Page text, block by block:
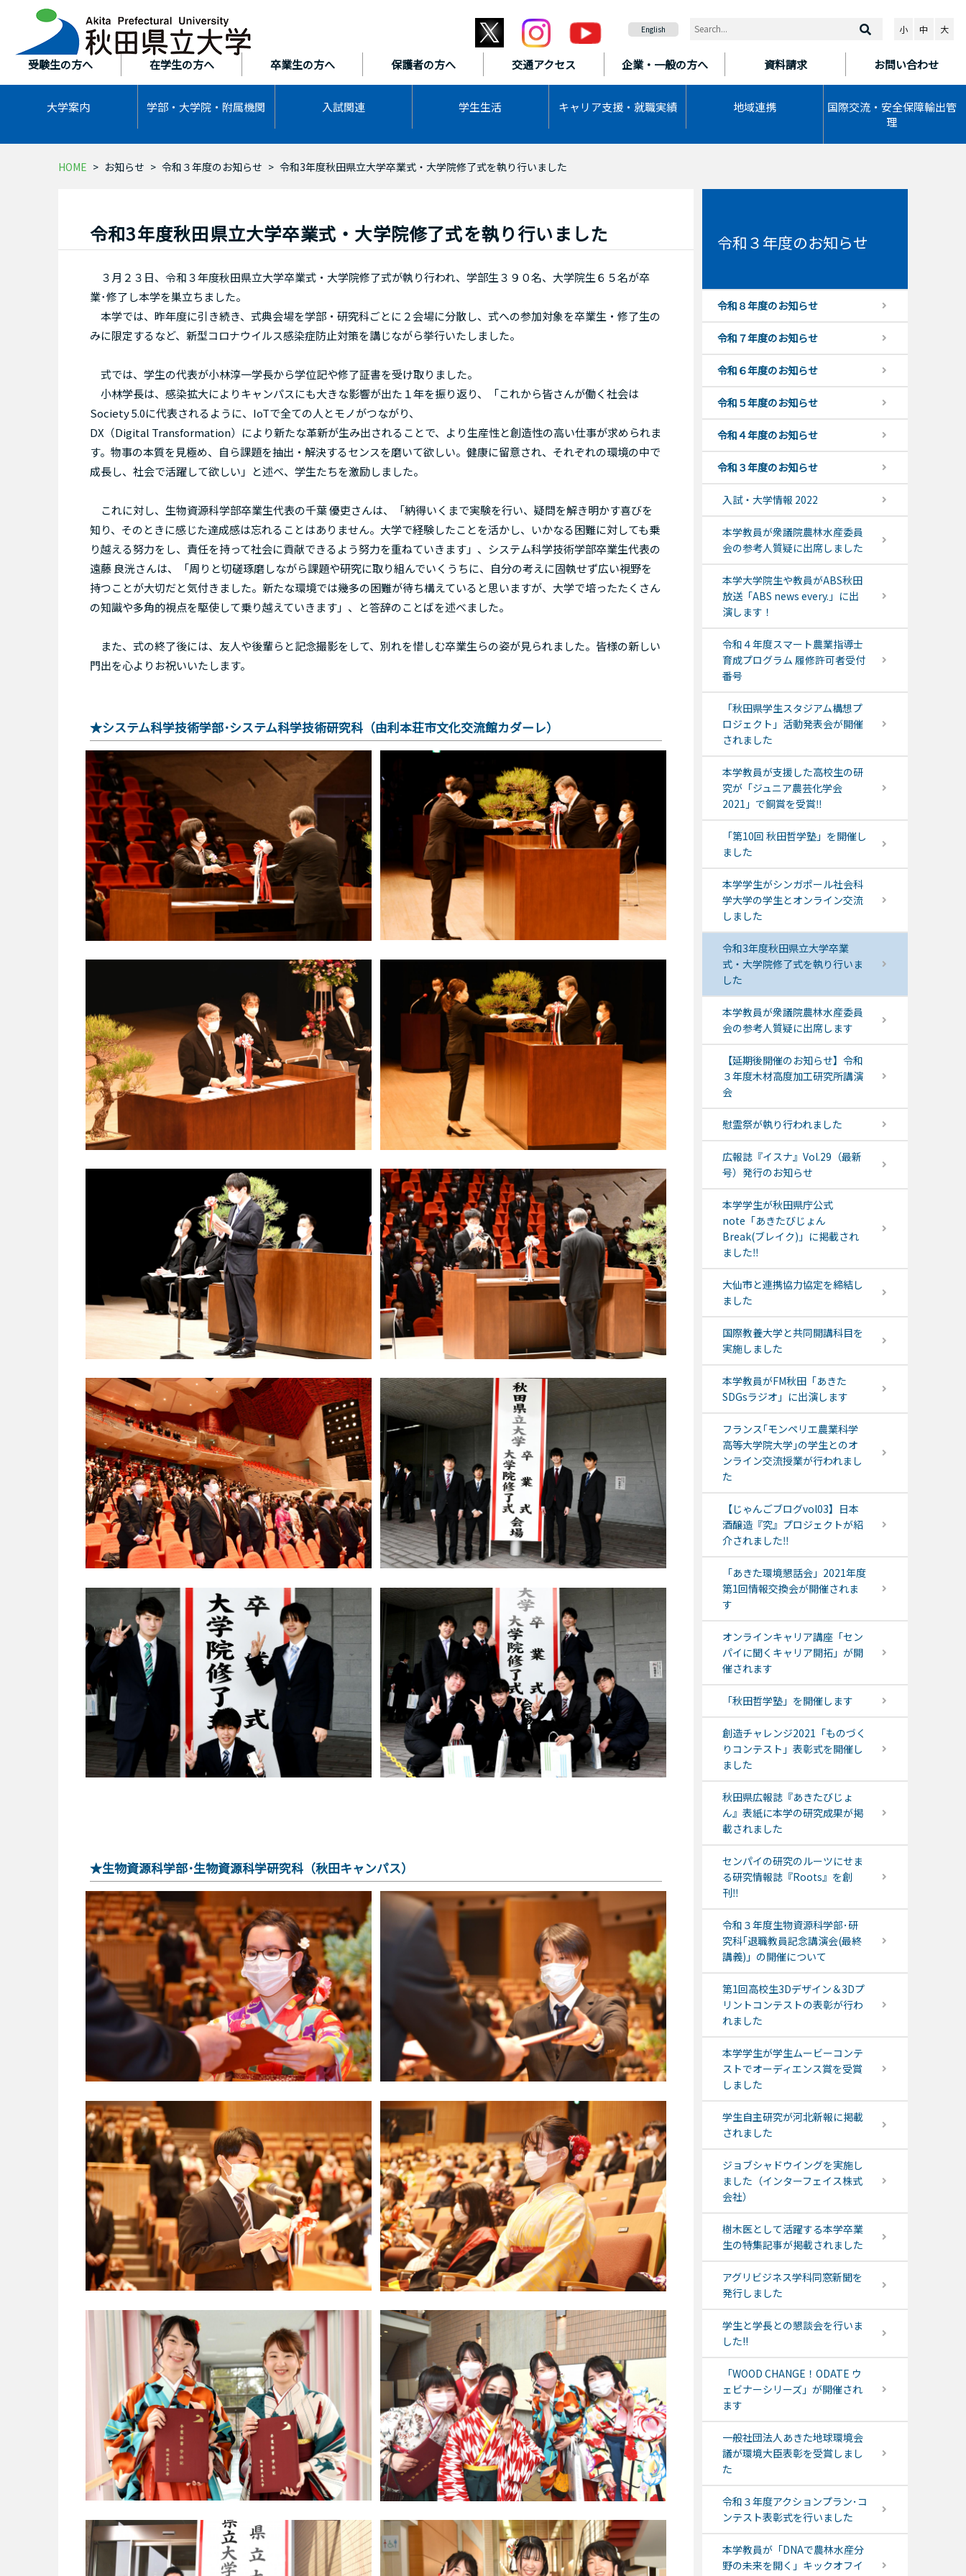
受験生の方へ 在学生の方へ 卒業生の方へ 保護者の方へ 交通アクセス 企業・一般の方へ 資料請求 お問い合わせ
大学案内 学部・大学院・ 附属機関 入試関連 学生生活 キャリア支援・ 就職実績 地域連携
国際交流・安全保障輸出管
理
English 小 中 大
HOME お知らせ 令和３年度のお知らせ 令和3年度秋田県立大学卒業式・大学院修了式を執り行いました
令和3年度秋田県立大学卒業式・大学院修了式を執り行いました
３月２３日、令和３年度秋田県立大学卒業式・大学院修了式が執り行われ、学部生３９０名、大学院生６５名が卒
業･修了し本学を巣立ちました。
本学では、昨年度に引き続き、式典会場を学部・研究科ごとに２会場に分散し、式への参加対象を卒業生・修了生の
みに限定するなど、新型コロナウイルス感染症防止対策を講じながら挙行いたしました。
式では、学生の代表が小林淳一学長から学位記や修了証書を受け取りました。
小林学長は、感染拡大によりキャンパスにも大きな影響が出た１年を振り返り、「これから皆さんが働く社会は
Society 5.0に代表されるように、IoTで全ての人とモノがつながり、
DX（Digital Transformation）により新たな革新が生み出されることで、より生産性と創造性の高い仕事が求められま
す。物事の本質を見極め、自ら課題を抽出・解決するセンスを磨いて欲しい。健康に留意され、それぞれの環境の中で
成長し、社会で活躍して欲しい」と述べ、学生たちを激励しました。
これに対し、生物資源科学部卒業生代表の千葉 優吏さんは、「納得いくまで実験を行い、疑問を解き明かす喜びを
知り、そのときに感じた達成感は忘れることはありません。大学で経験したことを活かし、いかなる困難に対しても乗
り越える努力をし、責任を持って社会に貢献できるよう努力を重ねていきます」、システム科学技術学部卒業生代表の
遠藤 良洸さんは、「周りと切磋琢磨しながら課題や研究に取り組んでいくうちに、自分の考えに固執せず広い視野を
持つことが大切だと気付きました。新たな環境では幾多の困難が待ち構えていると思いますが、大学で培ったたくさん
の知識や多角的視点を駆使して乗り越えていきます」、と答辞のことばを述べました。
また、式の終了後には、友人や後輩らと記念撮影をして、別れを惜しむ卒業生らの姿が見られました。皆様の新しい
門出を心よりお祝いいたします。
★システム科学技術学部･システム科学技術研究科（由利本荘市文化交流館カダーレ）
★生物資源科学部･生物資源科学研究科（秋田キャンパス）
令和３年度のお知らせ
令和８年度のお知らせ
令和７年度のお知らせ
令和６年度のお知らせ
令和５年度のお知らせ
令和４年度のお知らせ
令和３年度のお知らせ
入試・大学情報 2022
本学教員が衆議院農林水産委員
会の参考人質疑に出席しました
本学大学院生や教員がABS秋田
放送「ABS news every.」に出
演します！
令和４年度スマート農業指導士
育成プログラム 履修許可者受付
番号
「秋田県学生スタジアム構想プ
ロジェクト」活動発表会が開催
されました
本学教員が支援した高校生の研
究が「ジュニア農芸化学会
2021」で銅賞を受賞‼
「第10回 秋田哲学塾」を開催し
ました
本学学生がシンガポール社会科
学大学の学生とオンライン交流
しました
令和3年度秋田県立大学卒業
式・大学院修了式を執り行いま
した
本学教員が衆議院農林水産委員
会の参考人質疑に出席します
【延期後開催のお知らせ】令和
３年度木材高度加工研究所講演
会
慰霊祭が執り行われました
広報誌『イスナ』Vol.29（最新
号）発行のお知らせ
本学学生が秋田県庁公式
note「あきたびじょん
Break(ブレイク)」に掲載され
ました‼
大仙市と連携協力協定を締結し
ました
国際教養大学と共同開講科目を
実施しました
本学教員がFM秋田「あきた
SDGsラジオ」に出演します
フランス｢モンペリエ農業科学
高等大学院大学｣の学生とのオ
ンライン交流授業が行われまし
た
【じゃんごブログvol03】日本
酒醸造『究』プロジェクトが紹
介されました‼
「あきた環境懇話会」2021年度
第1回情報交換会が開催されま
す
オンラインキャリア講座「セン
パイに聞くキャリア開拓」が開
催されます
「秋田哲学塾」を開催します
創造チャレンジ2021「ものづく
りコンテスト」表彰式を開催し
ました
秋田県広報誌『あきたびじょ
ん』表紙に本学の研究成果が掲
載されました
センパイの研究のルーツにせま
る研究情報誌『Roots』を創
刊‼
令和３年度生物資源科学部･研
究科｢退職教員記念講演会(最終
講義)」の開催について
第1回高校生3Dデザイン＆3Dプ
リントコンテストの表彰が行わ
れました
本学学生が学生ムービーコンテ
ストでオーディエンス賞を受賞
しました
学生自主研究が河北新報に掲載
されました
ジョブシャドウイングを実施し
ました（インターフェイス株式
会社）
樹木医として活躍する本学卒業
生の特集記事が掲載されました
アグリビジネス学科同窓新聞を
発行しました
学生と学長との懇談会を行いま
した!!
「WOOD CHANGE！ODATE ウ
ェビナーシリーズ」が開催され
ます
一般社団法人あきた地球環境会
議が環境大臣表彰を受賞しまし
た
令和３年度アクションプラン･コ
ンテスト表彰式を行いました
本学教員が「DNAで農林水産分
野の未来を開く」キックオフイ